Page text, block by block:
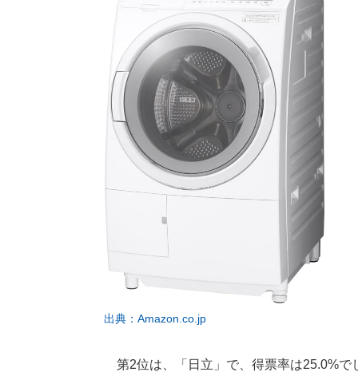
出典：Amazon.co.jp
第2位は、「日立」で、得票率は25.0%で